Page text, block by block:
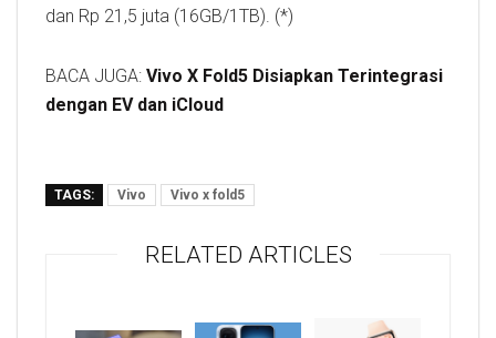
dan Rp 21,5 juta (16GB/1TB). (*)
BACA JUGA: Vivo X Fold5 Disiapkan Terintegrasi
dengan EV dan iCloud
TAGS: Vivo Vivo x fold5
RELATED ARTICLES